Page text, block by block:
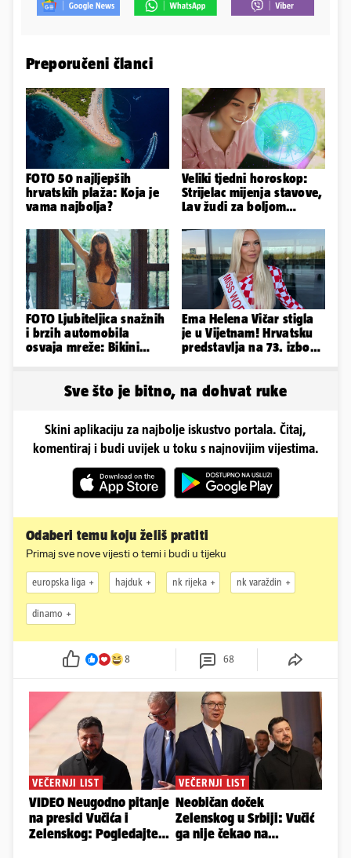
Preporučeni članci
FOTO 50 najljepših
hrvatskih plaža: Koja je
vama najbolja?
Veliki tjedni horoskop:
Strijelac mijenja stavove,
Lav žudi za boljom
FOTO Ljubiteljica snažnih
i brzih automobila
osvaja mreže: Bikini
Ema Helena Vičar stigla
je u Vijetnam! Hrvatsku
predstavlja na 73. izboru
Sve što je bitno, na dohvat ruke
Skini aplikaciju za najbolje iskustvo portala. Čitaj,
komentiraj i budi uvijek u toku s najnovijim vijestima.
Odaberi temu koju želiš pratiti
Primaj sve nove vijesti o temi i budi u tijeku
europska liga hajduk nk rijeka nk varaždin
dinamo
8 68